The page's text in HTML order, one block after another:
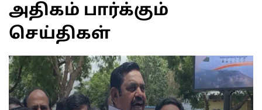
அதிகம் பார்க்கும்
செய்திகள்